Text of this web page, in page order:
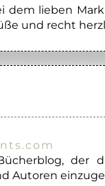
dem lieben
und recht
der
Autoren